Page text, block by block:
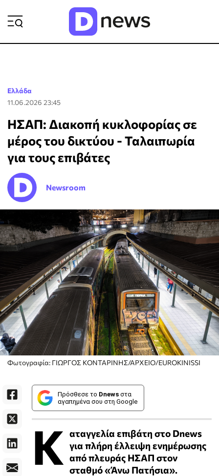
Ελλάδα
11.06.2026 23:45
ΗΣΑΠ: Διακοπή κυκλοφορίας σε
μέρος του δικτύου - Ταλαιπωρία
για τους επιβάτες
Newsroom
Φωτογραφία: ΓΙΩΡΓΟΣ ΚΟΝΤΑΡΙΝΗΣ/ΑΡΧΕΙΟ/EUROKINISSΙ
Πρόσθεσε το Dnews στα
αγαπημένα σου στη Google
Κ αταγγελία επιβάτη στο Dnews
για πλήρη έλλειψη ενημέρωσης
από πλευράς ΗΣΑΠ στον
σταθμό «Άνω Πατήσια».